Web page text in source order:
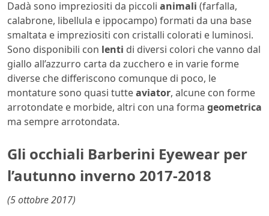
Dadà sono impreziositi da piccoli animali (farfalla,
calabrone, libellula e ippocampo) formati da una base
smaltata e impreziositi con cristalli colorati e luminosi.
Sono disponibili con lenti di diversi colori che vanno dal
giallo all’azzurro carta da zucchero e in varie forme
diverse che differiscono comunque di poco, le
montature sono quasi tutteaviator, alcune con forme
arrotondate e morbide, altri con una forma geometrica
ma sempre arrotondata.
Gli occhiali Barberini Eyewear per
l’autunno inverno 2017-2018
(5 ottobre 2017)